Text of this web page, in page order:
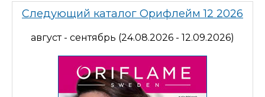
Следующий каталог Орифлейм 12 2026
август - сентябрь (24.08.2026 - 12.09.2026)